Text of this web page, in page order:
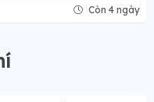
Còn 4 ngày